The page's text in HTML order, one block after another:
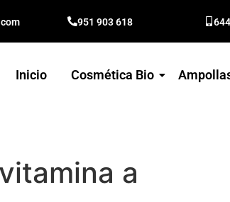
951 903 618
Inicio Cosmética Bio
a